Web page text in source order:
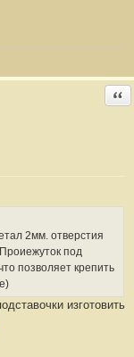
2мм. отверстия
под
позволяет крепить
изготовить